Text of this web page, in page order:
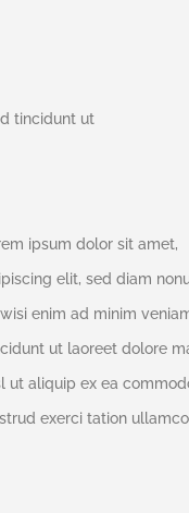
tincidunt ut
ipsum dolor sit amet,
elit, sed diam
enim ad minim
ut laoreet dolore
ut aliquip ex ea
exerci tation